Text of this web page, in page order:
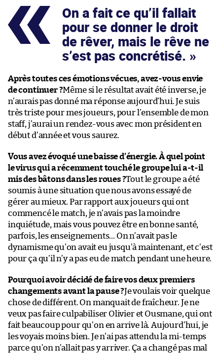
On a fait ce qu’il fallait
pour se donner le droit
de rêver, mais le rêve ne
s’est pas concrétisé.
Après toutes ces émotions vécues, avez-vous envie
de continuer ?Même si le résultat avait été inverse, je
n’aurais pas donné ma réponse aujourd’hui. Je suis
très triste pour mes joueurs, pour l’ensemble de mon
staff, j’aurai un rendez-vous avec mon président en
début d’année et vous saurez.
Vous avez évoqué une baisse d’énergie. À quel point
le virus qui a récemment touché le groupe lui a-t-il
mis des bâtons dans les roues ?Tout le groupe a été
soumis à une situation que nous avons essayé de
gérer au mieux. Par rapport aux joueurs qui ont
commencé le match, je n’avais pas la moindre
inquiétude, mais vous pouvez être en bonne santé,
parfois, les enseignements… On n’avait pas le
dynamisme qu’on avait eu jusqu’à maintenant, et c’est
pour ça qu’il n’y a pas eu de match pendant une heure.
Pourquoi avoir décidé de faire vos deux premiers
changements avant la pause ?Je voulais voir quelque
chose de différent. On manquait de fraîcheur. Je ne
veux pas faire culpabiliser Olivier et Ousmane, qui ont
fait beaucoup pour qu’on en arrive là. Aujourd’hui, je
les voyais moins bien. Je n’ai pas attendu la mi-temps
parce qu’on n’allait pas y arriver. Ça a changé pas mal